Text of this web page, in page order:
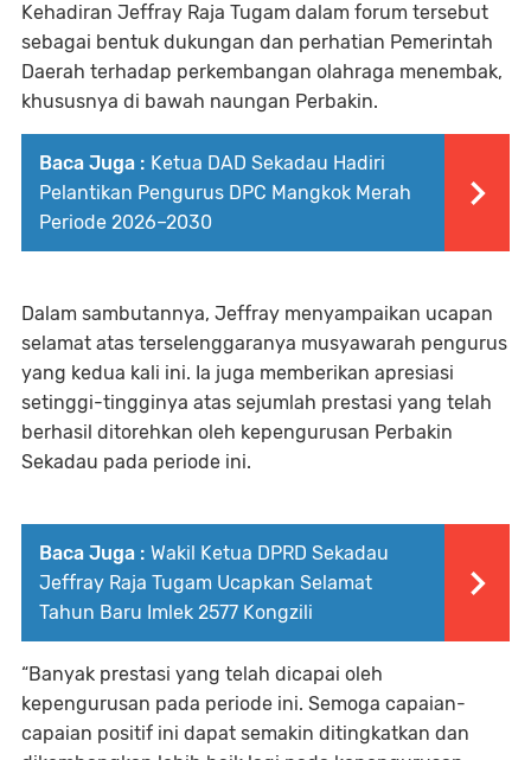
Kehadiran Jeffray Raja Tugam dalam forum tersebut
sebagai bentuk dukungan dan perhatian Pemerintah
Daerah terhadap perkembangan olahraga menembak,
khususnya di bawah naungan Perbakin.
Baca Juga : Ketua DAD Sekadau Hadiri
Pelantikan Pengurus DPC Mangkok Merah
Periode 2026–2030
Dalam sambutannya, Jeffray menyampaikan ucapan
selamat atas terselenggaranya musyawarah pengurus
yang kedua kali ini. Ia juga memberikan apresiasi
setinggi-tingginya atas sejumlah prestasi yang telah
berhasil ditorehkan oleh kepengurusan Perbakin
Sekadau pada periode ini.
Baca Juga : Wakil Ketua DPRD Sekadau
Jeffray Raja Tugam Ucapkan Selamat
Tahun Baru Imlek 2577 Kongzili
“Banyak prestasi yang telah dicapai oleh
kepengurusan pada periode ini. Semoga capaian-
capaian positif ini dapat semakin ditingkatkan dan